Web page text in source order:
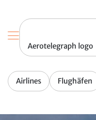
Aerotelegraph logo
Airlines Flughäfen